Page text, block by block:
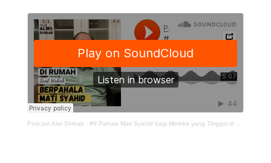
Podcast Alwi Shihab · #9 Pahala Mati Syahid bagi Mereka yang Tinggal di Rumah ketika Wabah